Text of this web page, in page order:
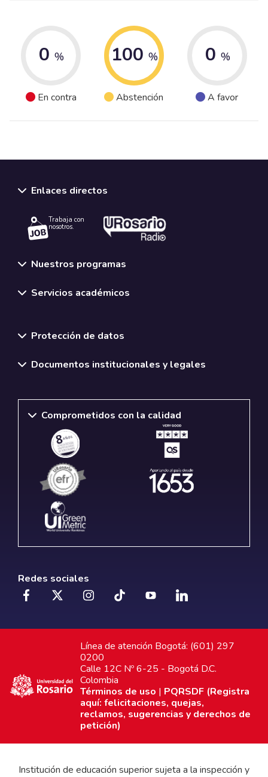
0 %
En contra
100 %
Abstención
0 %
A favor
Enlaces directos
Trabaja con
nosotros.
Nuestros programas
Servicios académicos
Protección de datos
Documentos institucionales y legales
Comprometidos con la calidad
Redes sociales
Línea de atención Bogotá: (601) 297
0200
Calle 12C Nº 6-25 - Bogotá D.C.
Colombia
Términos de uso | PQRSDF (Registra
aquí: felicitaciones, quejas,
reclamos, sugerencias y derechos de
petición)
Institución de educación superior sujeta a la inspección y